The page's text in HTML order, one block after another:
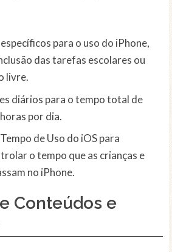
para o uso do iPhone,
das tarefas escolares ou
livre.
diários para o tempo total de
por dia.
de Uso do iOS para
o tempo que as crianças e
no iPhone.
Conteúdos e